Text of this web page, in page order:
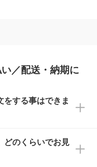
／配送・納期に
をする事はできま
にて『ゲストの
うえ、ご依頼く
どのくらいでお見